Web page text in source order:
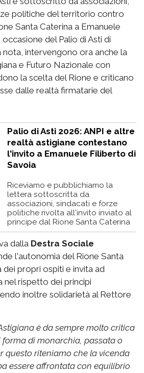
politiche del territorio contro
Santa Caterina a Emanuele
del Palio di Asti di
intervengono ora anche la
e Futuro Nazionale con
la scelta del Rione e criticano
dalle realtà firmatarie del
Palio di Asti 2026: ANPI e altre
realtà astigiane contestano
l'invito a Emanuele Filiberto di
Savoia
Riceviamo e pubblichiamo la
lettera sottoscritta da
associazioni, sindacati e forze
politiche rivolta all'invito inviato al
principe dal Rione Santa Caterina
dalla Destra Sociale
l'autonomia del Rione Santa
dei propri ospiti e invita ad
nel rispetto dei principi
inoltre solidarietà al Rettore
è da sempre molto critica
di monarchia, passata o
questo riteniamo che la vicenda
essere affrontata con equilibrio